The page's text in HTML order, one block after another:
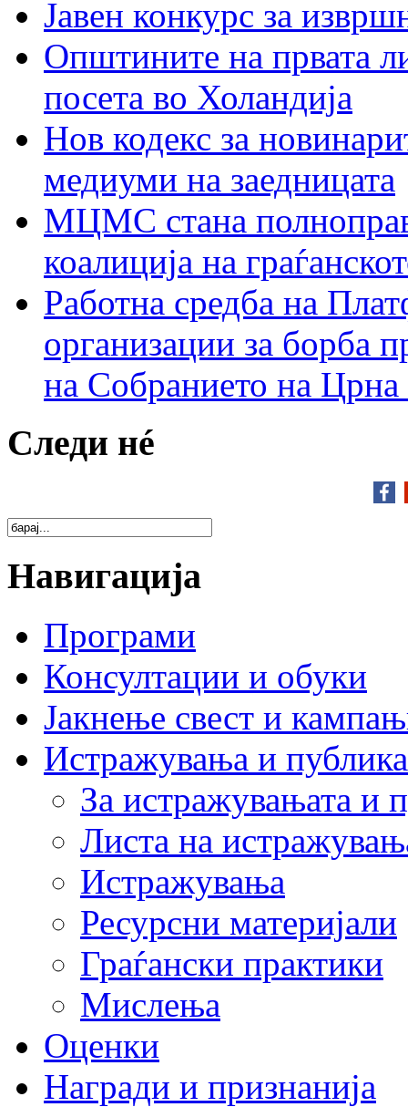
Јавен конкурс за
Општините на првата
посета во Холандија
Нов кодекс за
медиуми на заедницата
МЦМС стана
коалиција на
Работна средба на
организации за борба
на Собранието на Црна
Следи нé
Навигација
Програми
Консултации и обуки
Јакнење свест и
Истражувања и
За истражувањата и
Листа на
Истражувања
Ресурсни материјали
Граѓански практики
Мислења
Оценки
Награди и признанија